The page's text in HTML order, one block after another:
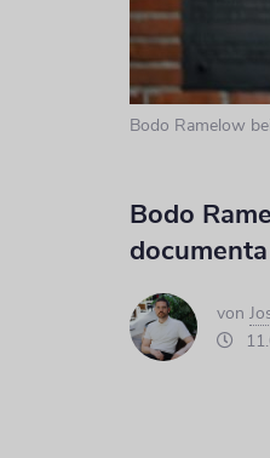
Bodo Ramelow
Bodo
von